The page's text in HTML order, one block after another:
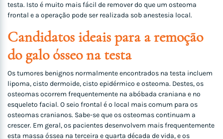
testa. Isto é muito mais fácil de remover do que um osteoma
frontal e a operação pode ser realizada sob anestesia local.
Candidatos ideais para a remoção
do galo ósseo na testa
Os tumores benignos normalmente encontrados na testa incluem
lipoma, cisto dermoide, cisto epidérmico e osteoma. Destes, os
osteomas ocorrem frequentemente na abóbada craniana e no
esqueleto facial. O seio frontal é o local mais comum para os
osteomas cranianos. Sabe-se que os osteomas continuam a
crescer. Em geral, os pacientes desenvolvem mais frequentemente
esta massa óssea na terceira e quarta década de vida, e os